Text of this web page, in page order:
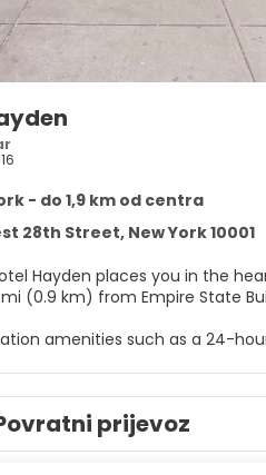
- do 1,9 km od centra
28th Street, New York 10001
Hayden places you in the
(0.9 km) from Empire State
amenities such as a 24-
at home in one of the 122
you connected, and cable
and hair dryers.
prijevoz